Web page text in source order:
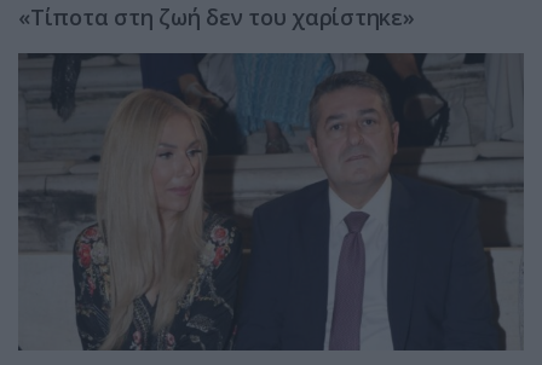
«Τίποτα στη ζωή δεν του χαρίστηκε»